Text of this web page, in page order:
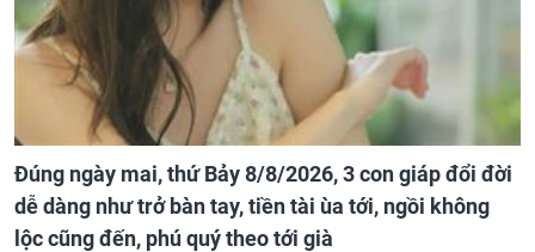
Đúng ngày mai, thứ Bảy 8/8/2026, 3 con giáp đổi đời
dễ dàng như trở bàn tay, tiền tài ùa tới, ngồi không
lộc cũng đến, phú quý theo tới già